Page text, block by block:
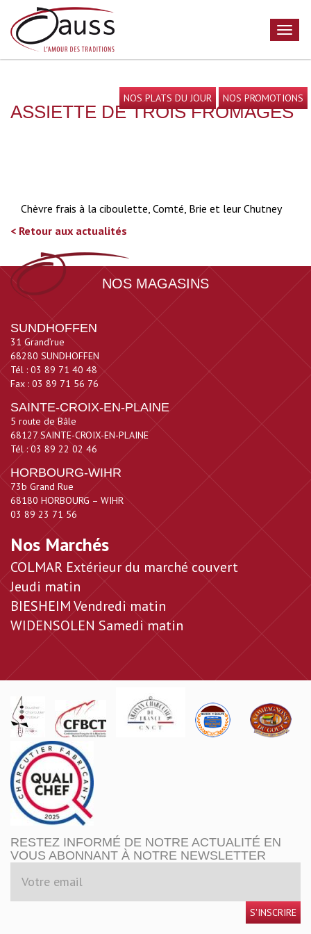
NOS PLATS DU JOUR NOS PROMOTIONS
ASSIETTE DE TROIS FROMAGES
Chèvre frais à la ciboulette, Comté, Brie et leur Chutney
< Retour aux actualités
NOS MAGASINS
SUNDHOFFEN
31 Grand’rue
68280 SUNDHOFFEN
Tél : 03 89 71 40 48
Fax : 03 89 71 56 76
SAINTE-CROIX-EN-PLAINE
5 route de Bâle
68127 SAINTE-CROIX-EN-PLAINE
Tél : 03 89 22 02 46
HORBOURG-WIHR
73b Grand Rue
68180 HORBOURG – WIHR
03 89 23 71 56
Nos Marchés
COLMAR Extérieur du marché couvert
Jeudi matin
BIESHEIM Vendredi matin
WIDENSOLEN Samedi matin
RESTEZ INFORMÉ DE NOTRE ACTUALITÉ EN
VOUS ABONNANT À NOTRE NEWSLETTER